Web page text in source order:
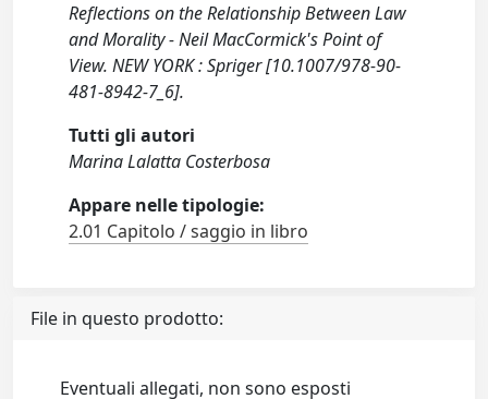
Reflections on the Relationship Between Law
and Morality - Neil MacCormick's Point of
View. NEW YORK : Spriger [10.1007/978-90-
481-8942-7_6].
Tutti gli autori
Marina Lalatta Costerbosa
Appare nelle tipologie:
2.01 Capitolo / saggio in libro
File in questo prodotto:
Eventuali allegati, non sono esposti